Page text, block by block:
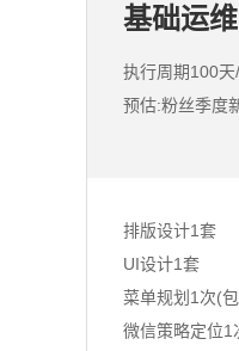
基础运维
执行周期100
预估:粉丝季度
排版设计1套
UI设计1套
菜单规划1次(
微信策略定位1